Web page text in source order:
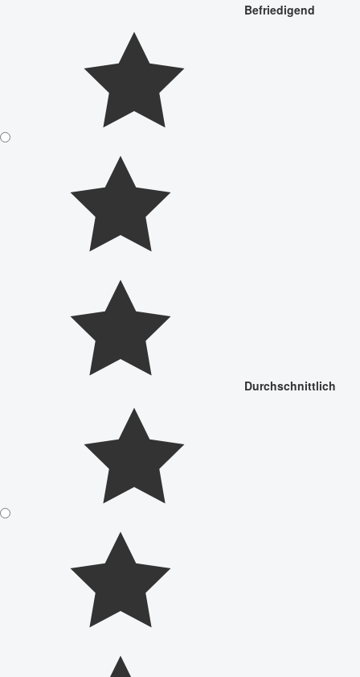
Befriedigend
Durchschnittlich